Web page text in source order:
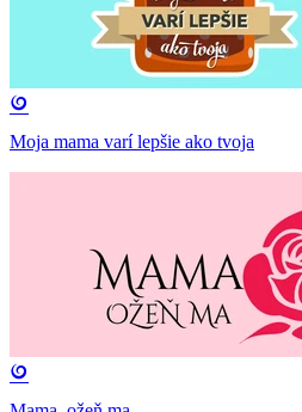
Moja mama varí lepšie ako tvoja